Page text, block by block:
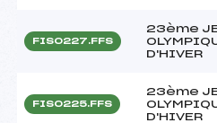
FIS0227.FFS
23ème
D'HIVER
FIS0225.FFS
23ème
D'HIVER